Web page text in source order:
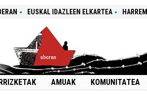
EUSKAL IDAZLEEN ELKARTEA
AMUAK KOMUNITATEA